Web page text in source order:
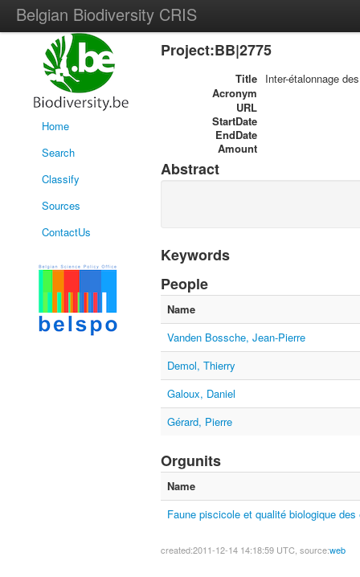
Belgian Biodiversity CRIS
Home
Search
Classify
Sources
ContactUs
Project:BB|2775
Title Inter-étalonnage
Acronym
URL
StartDate
EndDate
Amount
Abstract
Keywords
People
Name
Vanden Bossche, Jean-Pierre
Demol, Thierry
Galoux, Daniel
Gérard, Pierre
Orgunits
Name
Faune piscicole et qualité biologique des
created:2011-12-14 14:18:59 UTC, source:web